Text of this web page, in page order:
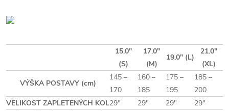
15.0"
(S)
17.0"
(M)
19.0" (L)
21.0"
(XL)
VÝŠKA POSTAVY (cm)
145 –
170
160 –
185
175 –
195
185 –
200
VELIKOST ZAPLETENÝCH KOL29" 29" 29"
29"